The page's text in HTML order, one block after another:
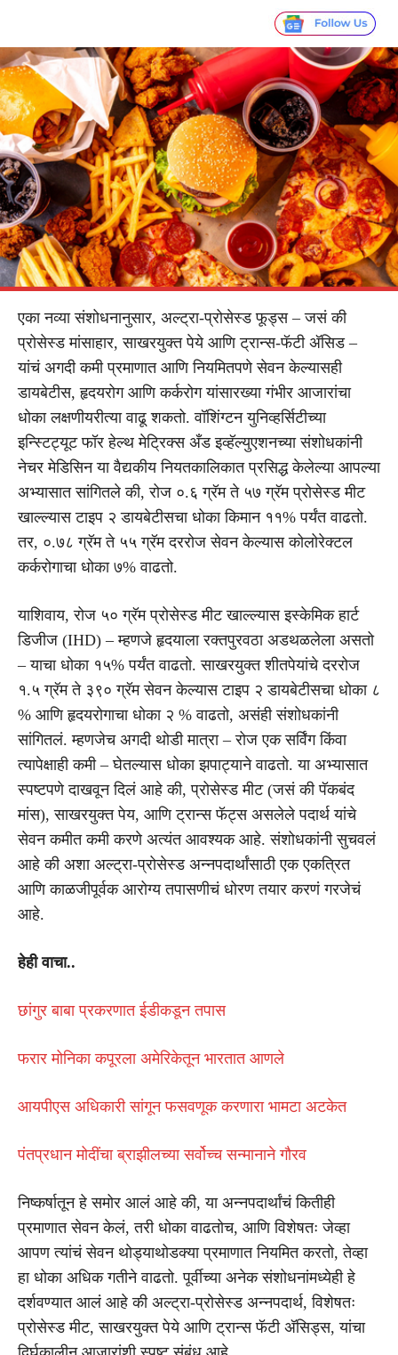
एका नव्या संशोधनानुसार, अल्ट्रा-प्रोसेस्ड फूड्स – जसं की
प्रोसेस्ड मांसाहार, साखरयुक्त पेये आणि ट्रान्स-फॅटी अ‍ॅसिड –
यांचं अगदी कमी प्रमाणात आणि नियमितपणे सेवन केल्यासही
डायबेटीस, हृदयरोग आणि कर्करोग यांसारख्या गंभीर आजारांचा
धोका लक्षणीयरीत्या वाढू शकतो. वॉशिंग्टन युनिव्हर्सिटीच्या
इन्स्टिट्यूट फॉर हेल्थ मेट्रिक्स अँड इव्हॅल्युएशनच्या संशोधकांनी
नेचर मेडिसिन या वैद्यकीय नियतकालिकात प्रसिद्ध केलेल्या आपल्या
अभ्यासात सांगितले की, रोज ०.६ ग्रॅम ते ५७ ग्रॅम प्रोसेस्ड मीट
खाल्ल्यास टाइप २ डायबेटीसचा धोका किमान ११% पर्यंत वाढतो.
तर, ०.७८ ग्रॅम ते ५५ ग्रॅम दररोज सेवन केल्यास कोलोरेक्टल
कर्करोगाचा धोका ७% वाढतो.
याशिवाय, रोज ५० ग्रॅम प्रोसेस्ड मीट खाल्ल्यास इस्केमिक हार्ट
डिजीज (IHD) – म्हणजे हृदयाला रक्तपुरवठा अडथळलेला असतो
– याचा धोका १५% पर्यंत वाढतो. साखरयुक्त शीतपेयांचे दररोज
१.५ ग्रॅम ते ३९० ग्रॅम सेवन केल्यास टाइप २ डायबेटीसचा धोका ८
% आणि हृदयरोगाचा धोका २ % वाढतो, असंही संशोधकांनी
सांगितलं. म्हणजेच अगदी थोडी मात्रा – रोज एक सर्विंग किंवा
त्यापेक्षाही कमी – घेतल्यास धोका झपाट्याने वाढतो. या अभ्यासात
स्पष्टपणे दाखवून दिलं आहे की, प्रोसेस्ड मीट (जसं की पॅकबंद
मांस), साखरयुक्त पेय, आणि ट्रान्स फॅट्स असलेले पदार्थ यांचे
सेवन कमीत कमी करणे अत्यंत आवश्यक आहे. संशोधकांनी सुचवलं
आहे की अशा अल्ट्रा-प्रोसेस्ड अन्नपदार्थांसाठी एक एकत्रित
आणि काळजीपूर्वक आरोग्य तपासणीचं धोरण तयार करणं गरजेचं
आहे.
हेही वाचा..
छांगुर बाबा प्रकरणात ईडीकडून तपास
फरार मोनिका कपूरला अमेरिकेतून भारतात आणले
आयपीएस अधिकारी सांगून फसवणूक करणारा भामटा अटकेत
पंतप्रधान मोदींचा ब्राझीलच्या सर्वोच्च सन्मानाने गौरव
निष्कर्षातून हे समोर आलं आहे की, या अन्नपदार्थांचं कितीही
प्रमाणात सेवन केलं, तरी धोका वाढतोच, आणि विशेषतः जेव्हा
आपण त्यांचं सेवन थोड्याथोडक्या प्रमाणात नियमित करतो, तेव्हा
हा धोका अधिक गतीने वाढतो. पूर्वीच्या अनेक संशोधनांमध्येही हे
दर्शवण्यात आलं आहे की अल्ट्रा-प्रोसेस्ड अन्नपदार्थ, विशेषतः
प्रोसेस्ड मीट, साखरयुक्त पेये आणि ट्रान्स फॅटी अ‍ॅसिड्स, यांचा